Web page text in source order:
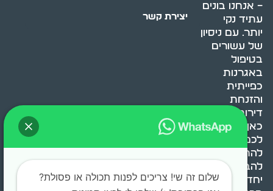
– אנחנו בונים
עתיד נקי
יותר. עם ניסיון
של עשורים
בטיפול
באגרנות
כפייתית
והזנחת
דירות, אנחנו
כאן כדי לעזור
לכם
להתמודד,
להבין ולשנות.
יחד, ניצור
יצירת קשר
שלום זה שי! צריכים לפנות תכולה או פסולת?